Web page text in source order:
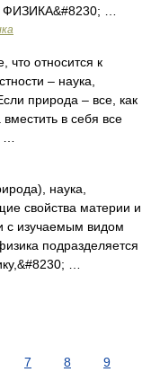
ФИЗИКА&#8230; …
относится к
– наука,
природа – все, как
в себя все
наука,
свойства материи и
с изучаемым видом
подразделяется
…
7 8
9